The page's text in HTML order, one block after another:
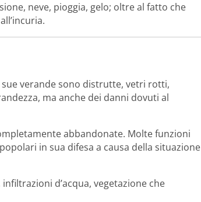
neve, pioggia, gelo; oltre al fatto che
verande sono distrutte, vetri rotti,
ma anche dei danni dovuti al
abbandonate. Molte funzioni
in sua difesa a causa della situazione
d’acqua, vegetazione che